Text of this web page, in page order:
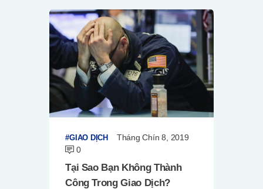
GIAO DỊCH
Tháng Chín 8, 2019
0
Tại Sao Bạn Không Thành
Công Trong Giao Dịch?